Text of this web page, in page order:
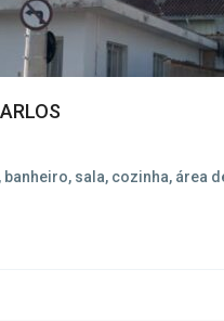
sala, cozinha, área